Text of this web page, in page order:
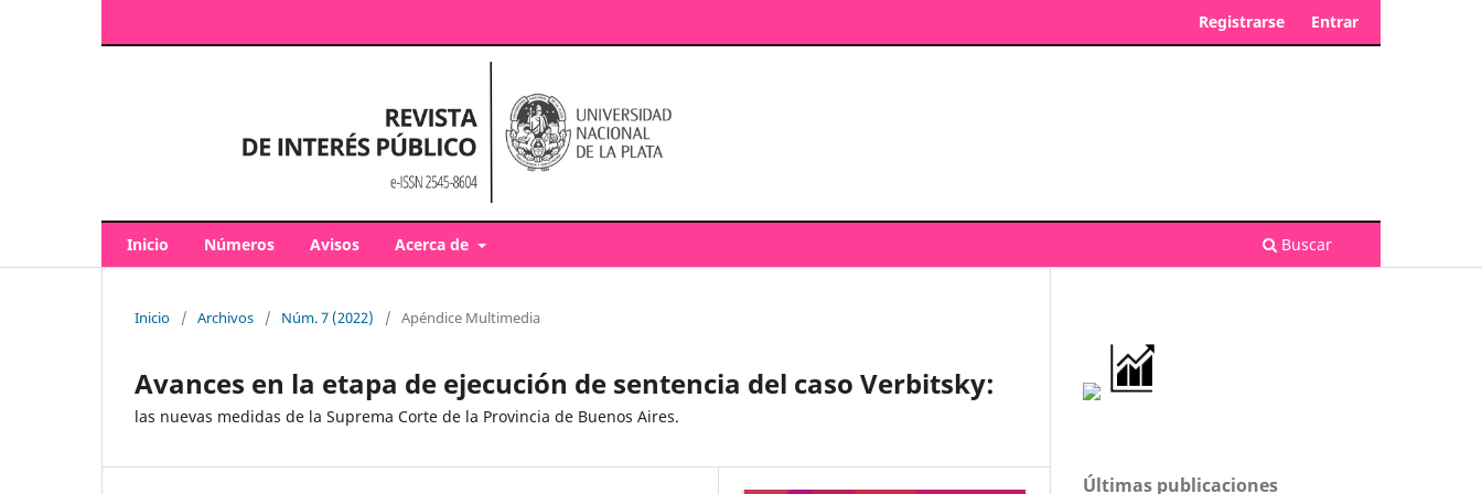
Inicio Números Avisos Acerca de Buscar
Registrarse Entrar
Inicio / Archivos / Núm. 7 (2022) / Apéndice Multimedia
Avances en la etapa de ejecución de sentencia del caso Verbitsky:
las nuevas medidas de la Suprema Corte de la Provincia de Buenos Aires.
Últimas publicaciones